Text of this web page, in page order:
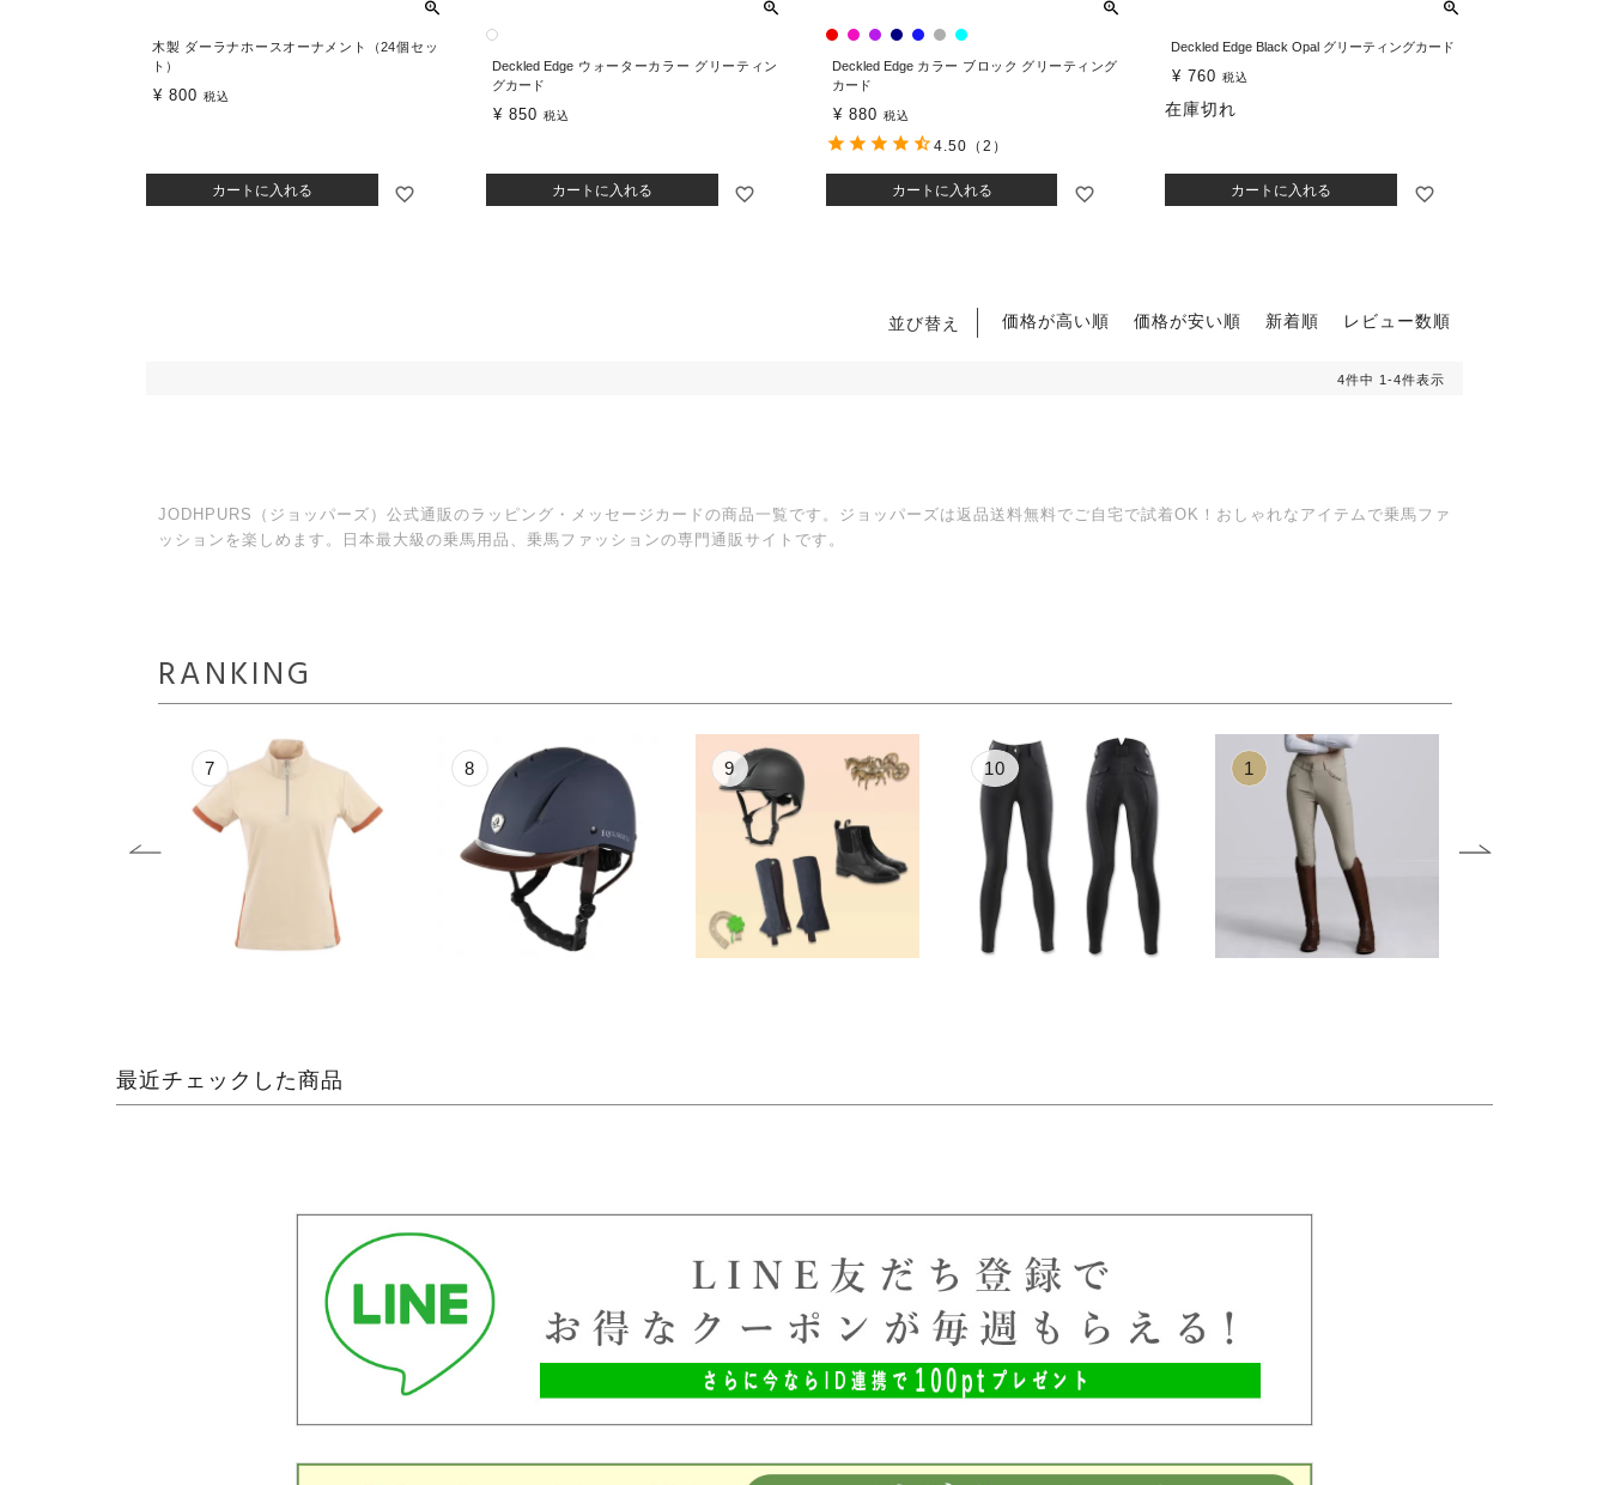
木製 ダーラナホースオーナメント（24個セッ
ト）
¥ 800 税込
カートに入れる
Deckled Edge ウォーターカラー グリーティン
グカード
¥ 850 税込
カートに入れる
Deckled Edge カラー ブロック グリーティング
カード
¥ 880 税込
カートに入れる
4.50 （2）
Deckled Edge Black Opal グリーティングカード
¥ 760 税込
在庫切れ
カートに入れる
並び替え 価格が高い順 価格が安い順 新着順 レビュー数順
4件中 1 -4件表示
JODHPURS（ジョッパーズ）公式通販のラッピング・メッセージカードの商品一覧です。ジョッパーズは返品送料無料でご自宅で試着OK！おしゃれなアイテムで乗馬ファ
ッションを楽しめます。日本最大級の乗馬用品、乗馬ファッションの専門通販サイトです。
RANKING
8 9 10 2
最近チェックした商品